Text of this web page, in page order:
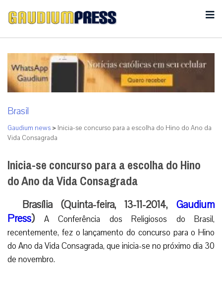
Brasil
Gaudium news > Inicia-se concurso para a escolha do Hino do Ano da
Vida Consagrada
Inicia-se concurso para a escolha do Hino
do Ano da Vida Consagrada
Brasília (Quinta-feira, 13-11-2014, Gaudium
Press) A Conferência dos Religiosos do Brasil,
recentemente, fez o lançamento do concurso para o Hino
do Ano da Vida Consagrada, que inicia-se no próximo dia 30
de novembro.